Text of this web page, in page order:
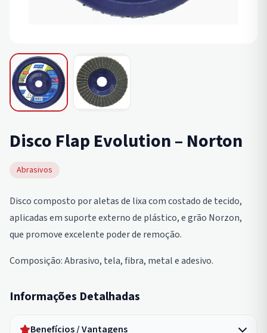
Disco Flap Evolution – Norton
Abrasivos
Disco composto por aletas de lixa com costado de tecido,
aplicadas em suporte externo de plástico, e grão Norzon,
que promove excelente poder de remoção.
Composição: Abrasivo, tela, fibra, metal e adesivo.
Informações Detalhadas
Benefícios / Vantagens